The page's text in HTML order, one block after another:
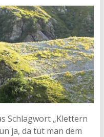
Schlagwort „Klettern
ja, da tut man dem